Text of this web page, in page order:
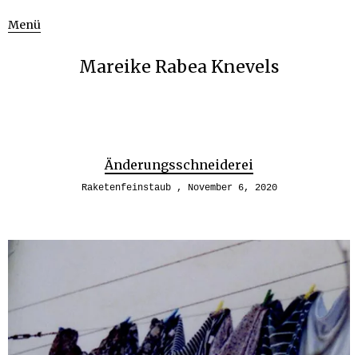
Menü
Mareike Rabea Knevels
Änderungsschneiderei
Raketenfeinstaub November 6, 2020